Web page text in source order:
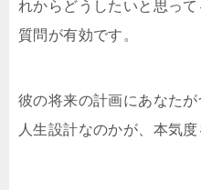
れからどうしたいと思っ
質問が有効です。
彼の将来の計画にあなた
人生設計なのかが、本気度